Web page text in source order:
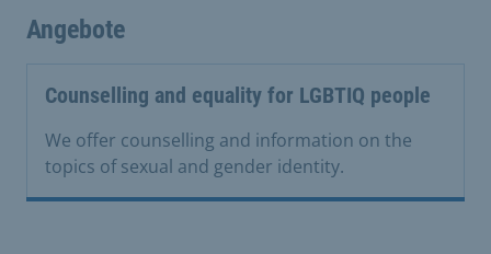
Angebote
Counselling and equality for LGBTIQ people
We offer counselling and information on the
topics of sexual and gender identity.